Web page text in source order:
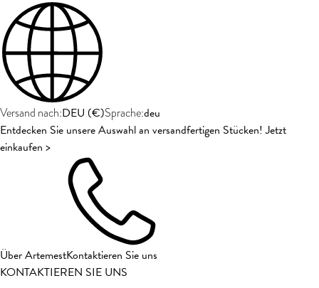
Versand nach:DEU (€)Sprache:deu
Entdecken Sie unsere Auswahl an versandfertigen Stücken! Jetzt
einkaufen >
Über ArtemestKontaktieren Sie uns
KONTAKTIEREN SIE UNS